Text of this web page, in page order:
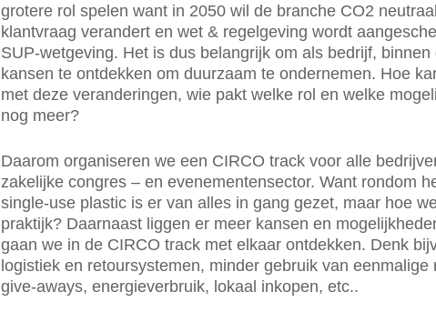
grotere rol spelen want in 2050 wil de branche CO2
klantvraag verandert en wet & regelgeving wordt
SUP-wetgeving. Het is dus belangrijk om als bedrijf, binnen
kansen te ontdekken om duurzaam te ondernemen. Hoe
met deze veranderingen, wie pakt welke rol en welke
nog meer?
Daarom organiseren we een CIRCO track voor alle
zakelijke congres – en evenementensector. Want rondom
single-use plastic is er van alles in gang gezet, maar hoe
praktijk? Daarnaast liggen er meer kansen en
gaan we in de CIRCO track met elkaar ontdekken. Denk
logistiek en retoursystemen, minder gebruik van eenmalige
give-aways, energieverbruik, lokaal inkopen, etc..